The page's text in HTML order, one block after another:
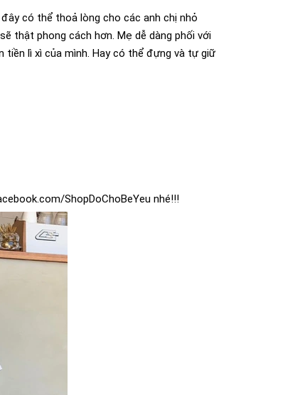
có thể thoả lòng cho các anh chị nhỏ
thật phong cách hơn. Mẹ dễ dàng phối với
tiền lì xì của mình. Hay có thể đựng và tự giữ
ShopDoChoBeYeu nhé!!!